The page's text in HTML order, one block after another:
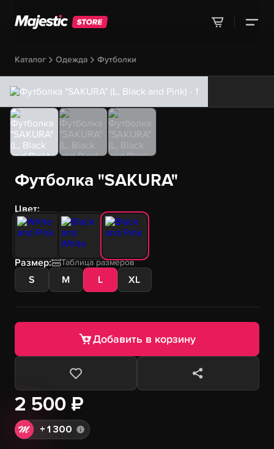
Каталог Одежда Футболки
Футболка "SAKURA"
Цвет:
Размер: Таблица размеров
S M L XL
2 500 ₽
+ 1 300
Добавить в корзину